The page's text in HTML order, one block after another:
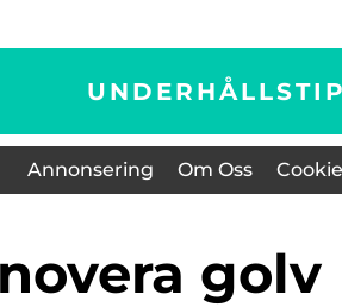
Annonsering Om Oss
golv